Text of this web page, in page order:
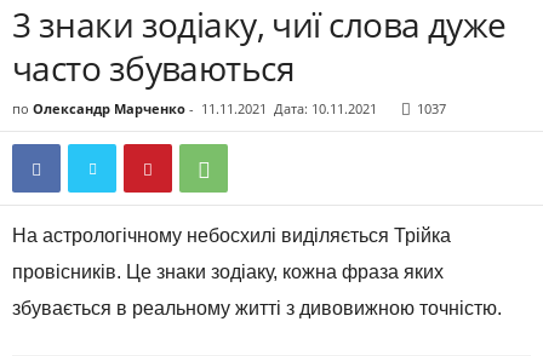
3 знаки зодіаку, чиї слова дуже
часто збуваються
по Олександр Марченко - 11.11.2021 Дата: 10.11.2021 1037
На астрологічному небосхилі виділяється Трійка
провісників. Це знаки зодіаку, кожна фраза яких
збувається в реальному житті з дивовижною точністю.